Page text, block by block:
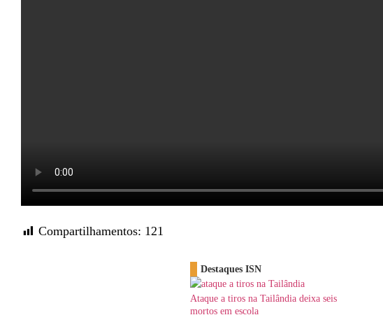
Compartilhamentos: 121
Destaques ISN
Ataque a tiros na Tailândia deixa seis
mortos em escola